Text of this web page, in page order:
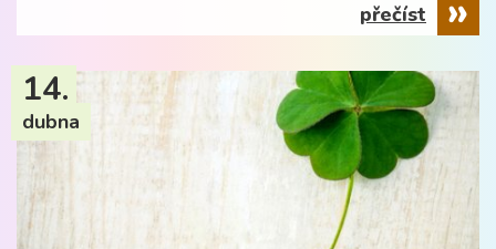
přečíst
14.
dubna